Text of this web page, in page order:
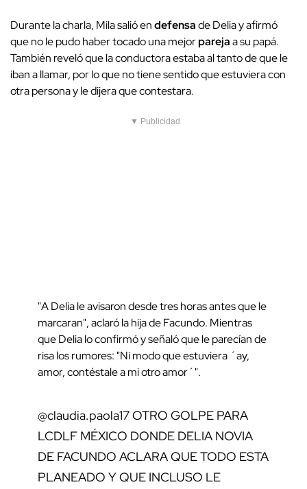
Durante la charla, Mila salió endefensade Delia y afirmó
que no le pudo haber tocado una mejorparejaa su papá.
También reveló que la conductora estaba al tanto de que le
iban a llamar, por lo que no tiene sentido que estuviera con
otra persona y le dijera que contestara.
▼ Publicidad
"A Delia le avisaron desde tres horas antes que le
marcaran", aclaró la hija de Facundo. Mientras
que Delia lo confirmó y señaló que le parecían de
risa los rumores: "Ni modo que estuviera ´ay,
amor, contéstale a mi otro amor´".
@claudia.paola17OTRO GOLPE PARA
LCDLF MÉXICO DONDE DELIA NOVIA
DE FACUNDO ACLARA QUE TODO ESTA
PLANEADO Y QUE INCLUSO LE